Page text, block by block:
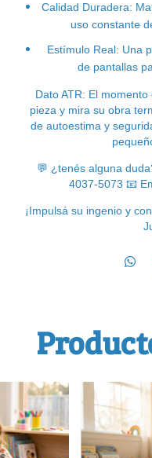
Calidad Duradera:
uso constante
Estímulo Real: Una
de pantallas
Dato ATR: El
pieza y mira su obra
de autoestima y
💬 ¿tenés alguna
4037-5073 📧
¡Impulsá su ingenio y